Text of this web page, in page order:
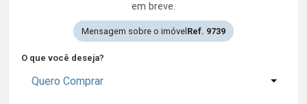
em breve.
Mensagem sobre o imóvel Ref. 9739
O que você deseja?
Quero Comprar